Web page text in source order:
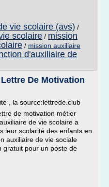
vie scolaire (avs) /
scolaire / mission
/ mission auxiliaire
d'auxiliaire de
De Motivation
, la source:lettrede.club
de motivation métier
de vie scolaire a
leur scolarité des enfants en
auxiliaire de vie sociale
gratuit pour un poste de